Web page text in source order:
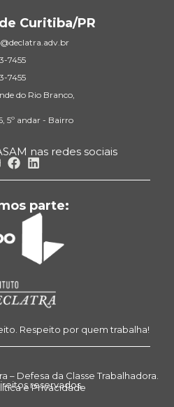
Curitiba/PR
7455
7455
do Rio Branco,
5º andar - Bairro
nas redes sociais
parte:
Respeito por quem trabalha!
– Defesa da Classe Trabalhadora.
reservados.
e Privacidade